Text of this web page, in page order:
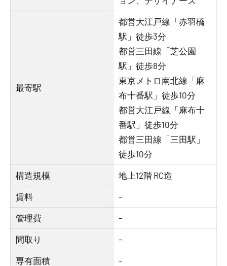
最寄駅
都営大江戸線「赤羽橋
駅」徒歩3分
都営三田線「芝公園
駅」徒歩8分
東京メトロ南北線「麻
布十番駅」徒歩10分
都営大江戸線「麻布十
番駅」徒歩10分
都営三田線「三田駅」
徒歩10分
構造規模 地上12階 RC造
賃料 –
管理費 –
間取り –
専有面積 –